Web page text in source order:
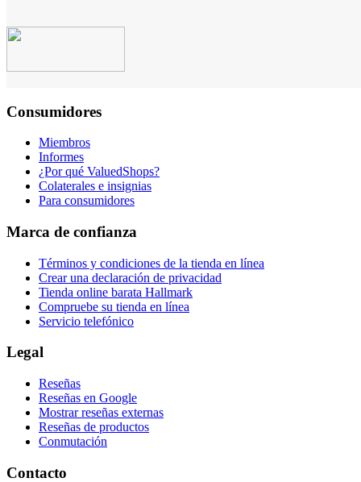
Consumidores
Miembros
Informes
¿Por qué ValuedShops?
Colaterales e insignias
Para consumidores
Marca de confianza
Términos y condiciones de la tienda en línea
Crear una declaración de privacidad
Tienda online barata Hallmark
Compruebe su tienda en línea
Servicio telefónico
Legal
Reseñas
Reseñas en Google
Mostrar reseñas externas
Reseñas de productos
Conmutación
Contacto